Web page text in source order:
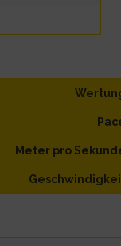
Meter pro